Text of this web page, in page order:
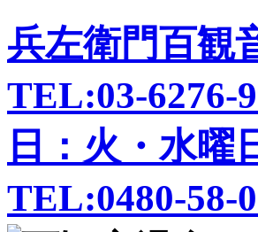
Skip
to
content
兵左衛門百観
TEL:03-
日：火・水曜
TEL:0480-